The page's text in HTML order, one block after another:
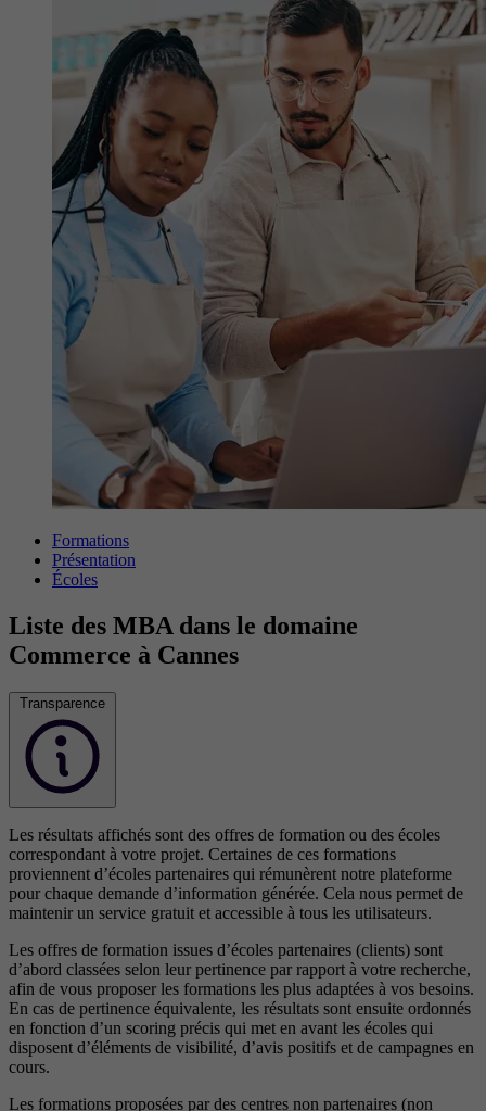
Formations
Présentation
Écoles
Liste des MBA dans le domaine
Commerce à Cannes
Transparence
Les résultats affichés sont des offres de formation ou des écoles
correspondant à votre projet. Certaines de ces formations
proviennent d’écoles partenaires qui rémunèrent notre plateforme
pour chaque demande d’information générée. Cela nous permet de
maintenir un service gratuit et accessible à tous les utilisateurs.
Les offres de formation issues d’écoles partenaires (clients) sont
d’abord classées selon leur pertinence par rapport à votre recherche,
afin de vous proposer les formations les plus adaptées à vos besoins.
En cas de pertinence équivalente, les résultats sont ensuite ordonnés
en fonction d’un scoring précis qui met en avant les écoles qui
disposent d’éléments de visibilité, d’avis positifs et de campagnes en
cours.
Les formations proposées par des centres non partenaires (non